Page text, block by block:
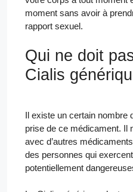
moment sans avoir à
rapport sexuel.
Qui ne doit
Cialis
Il existe un certain nombre
prise de ce médicament. Il
avec d’autres
des personnes qui
potentiellement